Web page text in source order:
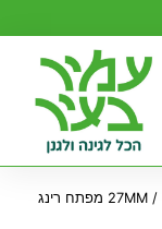
/ 27MM מפתח רינג